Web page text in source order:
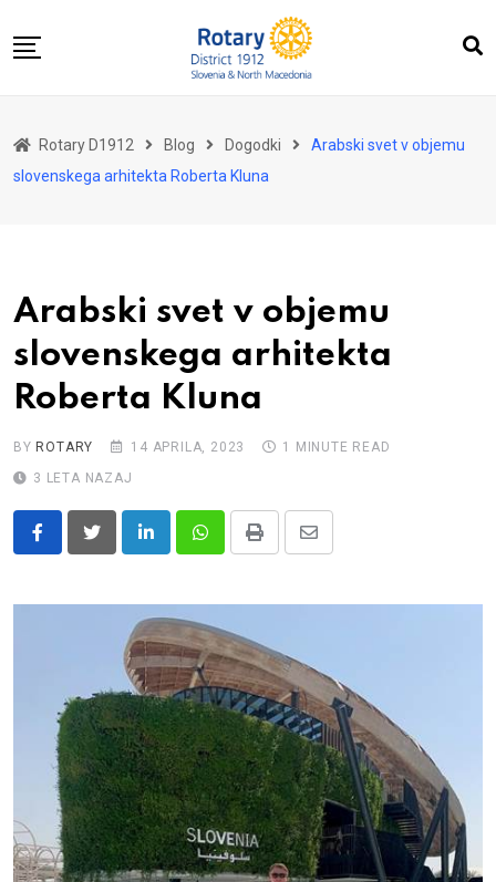
to
O nas
Kontakt
Rotary D1912 Blog Dogodki
Arabski svet v objemu
slovenskega arhitekta Roberta Kluna
Arabski svet v objemu
slovenskega arhitekta
Roberta Kluna
BY ROTARY 14 APRILA, 2023
1 MINUTE READ
3 LETA NAZAJ
LinkedInWhatsappPrint
Share
Email